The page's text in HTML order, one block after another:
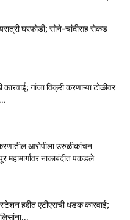
घरफोडी; सोने-चांदीसह रोकड
कारवाई; गांजा विक्री करणाऱ्या टोळीवर
आरोपीला उरुळीकांचन
महामार्गावर नाकाबंदीत पकडले
हद्दीत एटीएसची धडक कारवाई;